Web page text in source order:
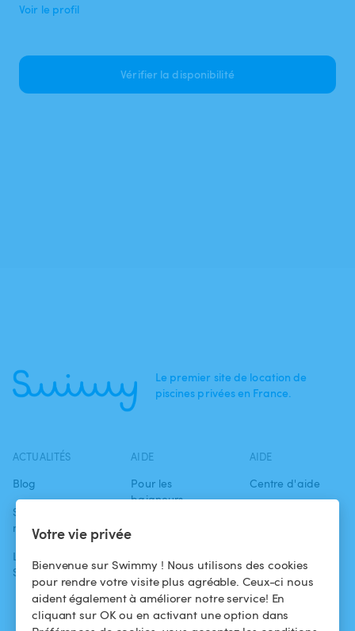
Votre vie privée
Bienvenue sur Swimmy ! Nous utilisons des cookies
pour rendre votre visite plus agréable. Ceux-ci nous
aident également à améliorer notre service! En
cliquant sur OK ou en activant une option dans
Voir le profil
Vérifier la disponibilité
Le premier site de location de
piscines privées en France.
ACTUALITÉS
Blog
Swimmy dans les
médias
L'aventure
Swimmy
AIDE
Pour les
baigneurs
Louer ma piscine
Comment ça
marche ?
AIDE
Centre d'aide
confidentialité
Mentions légales